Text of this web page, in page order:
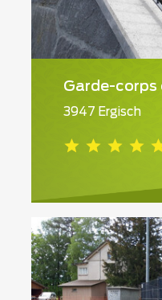
Garde-corps
3947 Ergisch